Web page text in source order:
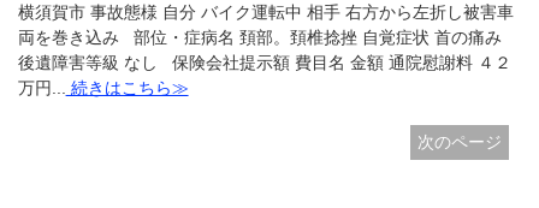
横須賀市 事故態様 自分 バイク運転中 相手 右方から左折し被害車
両を巻き込み 部位・症病名 頚部。頚椎捻挫 自覚症状 首の痛み
後遺障害等級 なし 保険会社提示額 費目名 金額 通院慰謝料 ４２
万円...
続きはこちら≫
次のページ